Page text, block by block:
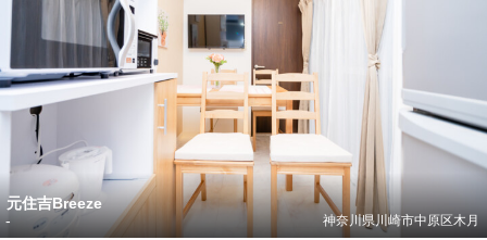
元住吉Breeze
神奈川県川崎市中原区木月
-